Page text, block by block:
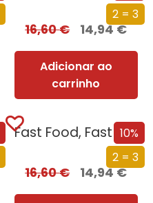
2 = 3
16,60€ 14,94€
Adicionar ao
carrinho
10%
2 = 3
Fast Food, Fast Life, Fast Cancer – Uma Vida Sem Cancro
16,60€ 14,94€